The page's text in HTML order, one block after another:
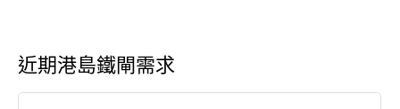
近期港島鐵閘需求